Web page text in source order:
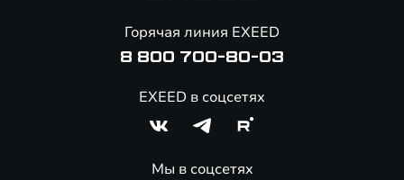
Горячая линия EXEED
8 800 700-80-03
EXEED в соцсетях
Мы в соцсетях